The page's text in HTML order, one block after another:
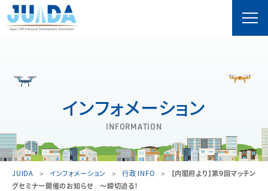
インフォメーション
INFORMATION
JUIDA インフォメーション 行政 INFO
【内閣府より】第９回マッチン
グセミナー開催のお知らせ ～締切迫る！